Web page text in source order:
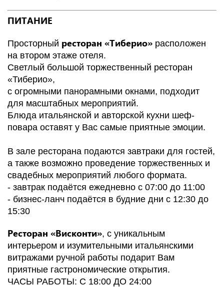
ПИТАНИЕ
Просторный ресторан «Тиберио» расположен
на втором этаже отеля.
Светлый большой торжественный ресторан
«Тиберио»,
с огромными панорамными окнами, подходит
для масштабных мероприятий.
Блюда итальянской и авторской кухни шеф-
повара оставят у Вас самые приятные эмоции.
В зале ресторана подаются завтраки для гостей,
а также возможно проведение торжественных и
свадебных мероприятий любого формата.
- завтрак подаётся ежедневно с 07:00 до 11:00
- бизнес-ланч подаётся в будние дни с 12:30 до
15:30
Ресторан «Висконти», с уникальным
интерьером и изумительными итальянскими
витражами ручной работы подарит Вам
приятные гастрономические открытия.
ЧАСЫ РАБОТЫ: С 18:00 ДО 24:00